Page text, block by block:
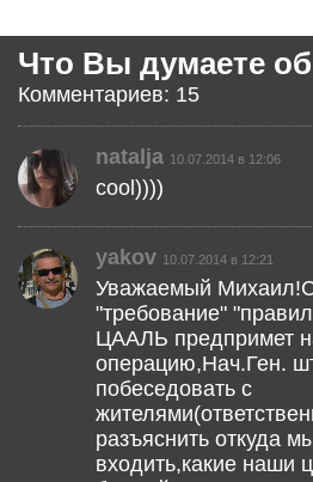
Что Вы думаете
Комментариев: 15
natalja 10.07.2014 в 12:06
cool))))
yakov 10.07.2014 в 12:21
Уважаемый
"требование"
ЦААЛЬ предпримет
операцию,Нач.Ген.
побеседовать с
разъяснить откуда
входить,какие наши